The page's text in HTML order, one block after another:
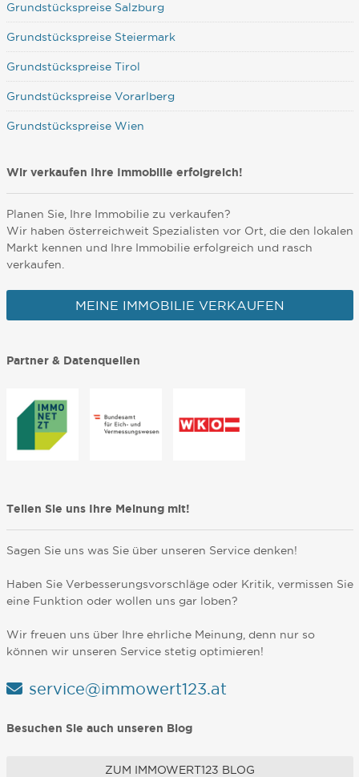
Grundstückspreise Salzburg
Grundstückspreise Steiermark
Grundstückspreise Tirol
Grundstückspreise Vorarlberg
Grundstückspreise Wien
Wir verkaufen Ihre Immobilie erfolgreich!
Planen Sie, Ihre Immobilie zu verkaufen?
Wir haben österreichweit Spezialisten vor Ort, die den lokalen
Markt kennen und Ihre Immobilie erfolgreich und rasch
verkaufen.
MEINE IMMOBILIE VERKAUFEN
Partner & Datenquellen
Teilen Sie uns Ihre Meinung mit!
Sagen Sie uns was Sie über unseren Service denken!
Haben Sie Verbesserungsvorschläge oder Kritik, vermissen Sie
eine Funktion oder wollen uns gar loben?
Wir freuen uns über Ihre ehrliche Meinung, denn nur so
können wir unseren Service stetig optimieren!
service@immowert123.at
Besuchen Sie auch unseren Blog
ZUM IMMOWERT123 BLOG